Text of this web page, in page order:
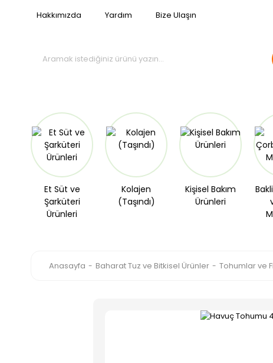
Hakkımızda Yardım Bize Ulaşın
Et Süt ve
Şarküteri
Ürünleri
Kolajen
(Taşındı)
Kişisel Bakım
Ürünleri
Anasayfa Baharat Tuz ve Bitkisel Ürünler Tohumlar ve